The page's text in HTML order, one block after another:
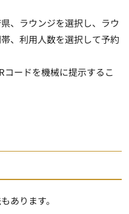
、ラウンジを選択し、ラウ
、利用人数を選択して予約
コードを機械に提示するこ
あります。